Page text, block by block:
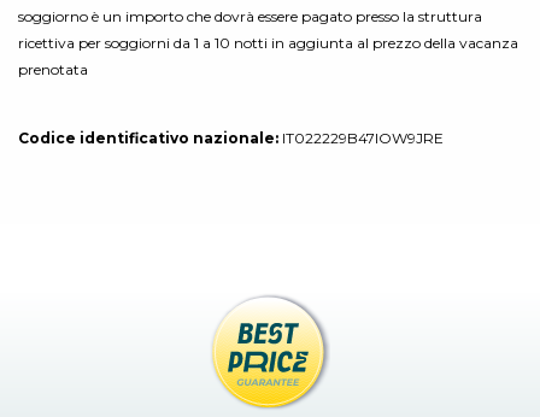
soggiorno è un importo che dovrà essere pagato presso la struttura
ricettiva per soggiorni da 1 a 10 notti in aggiunta al prezzo della vacanza
prenotata
Codice identificativo nazionale: IT022229B47IOW9JRE